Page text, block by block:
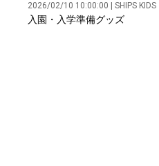
2026/02/10 10:00:00 | SHIPS KIDS
入園・入学準備グッズ